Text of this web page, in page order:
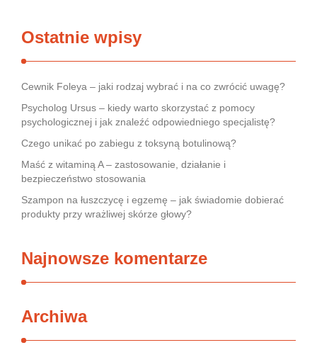
Ostatnie wpisy
Cewnik Foleya – jaki rodzaj wybrać i na co zwrócić uwagę?
Psycholog Ursus – kiedy warto skorzystać z pomocy
psychologicznej i jak znaleźć odpowiedniego specjalistę?
Czego unikać po zabiegu z toksyną botulinową?
Maść z witaminą A – zastosowanie, działanie i
bezpieczeństwo stosowania
Szampon na łuszczycę i egzemę – jak świadomie dobierać
produkty przy wrażliwej skórze głowy?
Najnowsze komentarze
Archiwa